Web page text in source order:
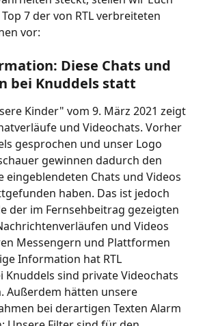
7 der von RTL verbreiteten
vor:
Diese Chats und
bei Knuddels statt
Kinder" vom 9. März 2021 zeigt
und Videochats. Vorher
gesprochen und unser Logo
gewinnen dadurch den
eingeblendeten Chats und Videos
haben. Das ist jedoch
der im Fernsehbeitrag gezeigten
und Videos
Messengern und Plattformen
Information hat RTL
Knuddels sind private Videochats
Außerdem hätten unsere
bei derartigen Texten Alarm